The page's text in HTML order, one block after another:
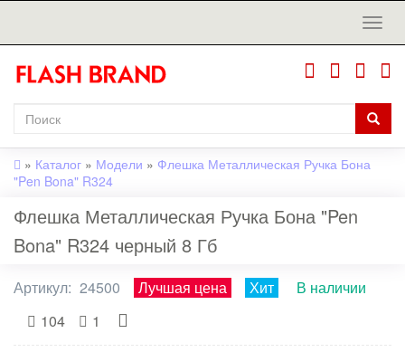
» Каталог » Модели » Флешка Металлическая Ручка Бона
"Pen Bona" R324
Флешка Металлическая Ручка Бона "Pen
Bona" R324 черный 8 Гб
Артикул: 24500 Лучшая цена Хит
В наличии
104
1